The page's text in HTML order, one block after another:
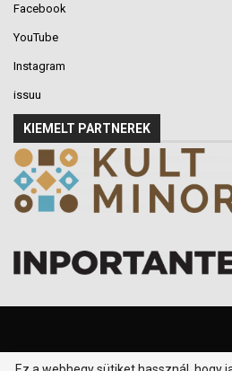
Facebook
YouTube
Instagram
issuu
KIEMELT PARTNEREK